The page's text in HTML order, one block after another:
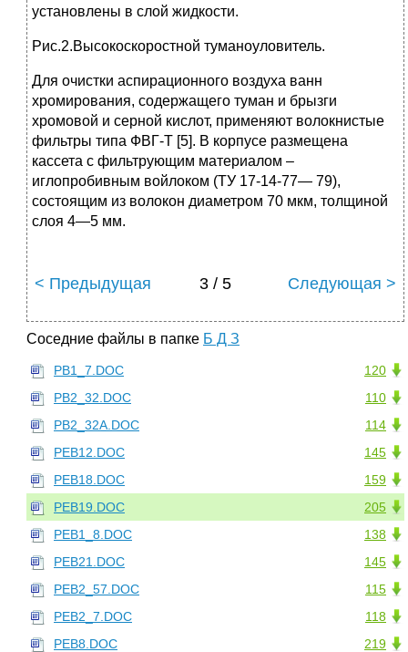
установлены в слой жидкости.
Рис.2.Высокоскоростной туманоуловитель.
Для очистки аспирационного воздуха ванн
хромирования, содержащего туман и брызги
хромовой и серной кислот, применяют волокнистые
фильтры типа ФВГ-Т [5]. В корпусе размещена
кассета с фильтрующим материалом –
иглопробивным войлоком (ТУ 17-14-77— 79),
состоящим из волокон диаметром 70 мкм, толщиной
слоя 4—5 мм.
< Предыдущая 3 / 5 Следующая >
Соседние файлы в папке Б Д З
120
PB1_7.DOC
110
PB2_32.DOC
114
PB2_32A.DOC
145
PEB12.DOC
159
PEB18.DOC
205
PEB19.DOC
138
PEB1_8.DOC
145
PEB21.DOC
115
PEB2_57.DOC
118
PEB2_7.DOC
219
PEB8.DOC